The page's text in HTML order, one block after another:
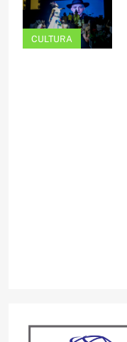
CULTURA